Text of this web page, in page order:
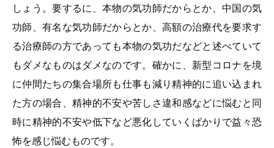
しょう。要するに、本物の気功師だからとか、中国の気
功師、有名な気功師だからとか、高額の治療代を要求す
る治療師の方であっても本物の気功だなどと述べていて
もダメなものはダメなのです。確かに、新型コロナを境
に仲間たちの集合場所も仕事も減り精神的に追い込まれ
た方の場合、精神的不安や苦しさ違和感などに悩むと同
時に精神的不安や低下など悪化していくばかりで益々恐
怖を感じ悩むものです。